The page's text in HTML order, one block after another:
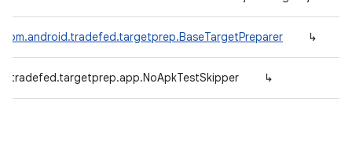
↳
com.android.tradefed.targetprep.BaseTargetPreparer
↳